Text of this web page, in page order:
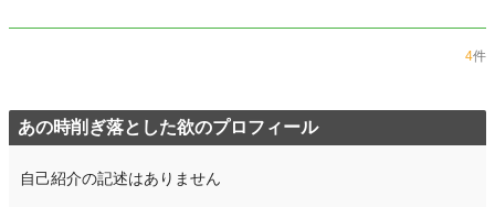
4件
あの時削ぎ落とした欲のプロフィール
自己紹介の記述はありません